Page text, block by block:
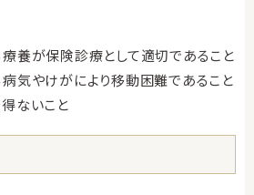
養が保険診療として適切であること
気やけがにより移動困難であること
ないこと